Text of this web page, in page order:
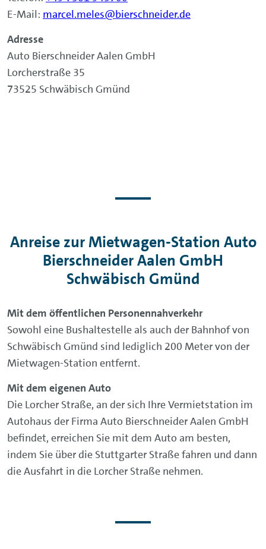
E-Mail: marcel.meles@bierschneider.de
Adresse
Auto Bierschneider Aalen GmbH
Lorcherstraße 35
73525 Schwäbisch Gmünd
Anreise zur Mietwagen-Station Auto
Bierschneider Aalen GmbH
Schwäbisch Gmünd
Mit dem öffentlichen Personennahverkehr
Sowohl eine Bushaltestelle als auch der Bahnhof von
Schwäbisch Gmünd sind lediglich 200 Meter von der
Mietwagen-Station entfernt.
Mit dem eigenen Auto
Die Lorcher Straße, an der sich Ihre Vermietstation im
Autohaus der Firma Auto Bierschneider Aalen GmbH
befindet, erreichen Sie mit dem Auto am besten,
indem Sie über die Stuttgarter Straße fahren und dann
die Ausfahrt in die Lorcher Straße nehmen.